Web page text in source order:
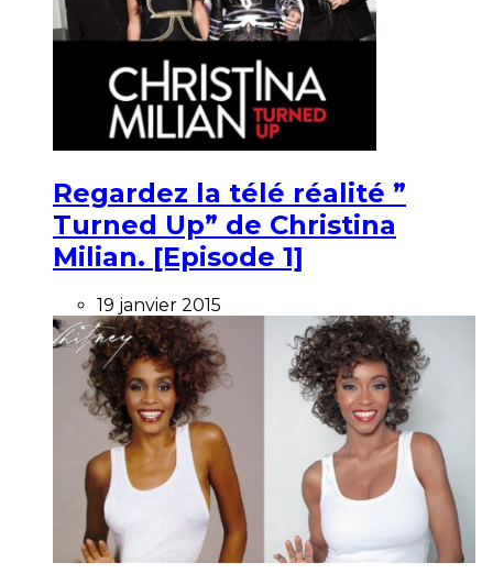
Regardez la télé réalité ”
Turned Up” de Christina
Milian. [Episode 1]
19 janvier 2015